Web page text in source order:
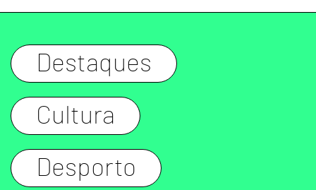
Destaques
Cultura
Desporto